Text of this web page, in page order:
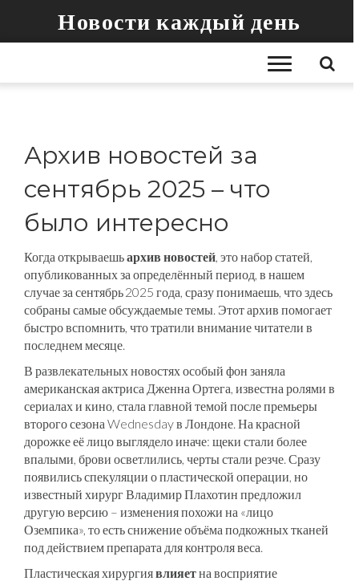
Новости каждый день
Архив новостей за
сентябрь 2025 – что
было интересно
Когда открываешьархив новостей, это набор статей,
опубликованных за определённый период, в нашем
случае за сентябрь 2025 года, сразу понимаешь, что здесь
собраны самые обсуждаемые темы. Этотархив помогает
быстро вспомнить, что тратили внимание читатели в
последнем месяце.
В развлекательных новостях особый фон заняла
американская актриса Дженна Ортега, известна ролями в
сериалах и кино, стала главной темой после премьеры
второго сезона Wednesday в Лондоне. На красной
дорожке её лицо выглядело иначе: щеки стали более
впалыми, брови осветлились, черты стали резче. Сразу
появились спекуляции о пластической операции, но
известный хирург Владимир Плахотин предложил
другую версию – изменения похожи на «лицо
Оземпика», то есть снижение объёма подкожных тканей
под действием препарата для контроля веса.
Пластическая хирургиявлияетна восприятие